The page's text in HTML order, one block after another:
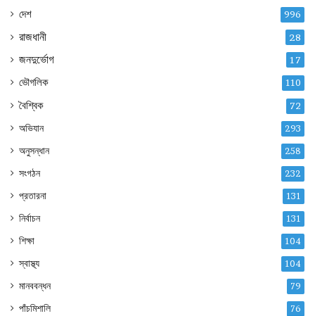
দেশ 996
রাজধানী 28
জনদুর্ভোগ 17
ভৌগলিক 110
বৈশ্বিক 72
অভিযান 293
অনুসন্ধান 258
সংগঠন 232
প্রতারনা 131
নির্বাচন 131
শিক্ষা 104
স্বাস্থ্য 104
মানববন্ধন 79
পাঁচমিশালি 76